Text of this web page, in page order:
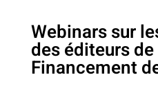
Webinars sur
des éditeurs
Financement